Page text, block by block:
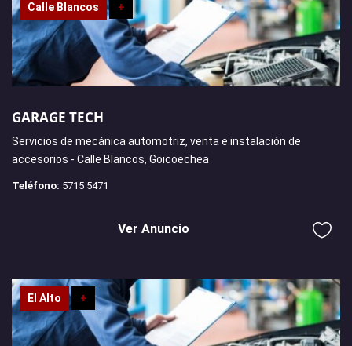
Calle Blancos +
GARAGE TECH
Servicios de mecánica automotriz, venta e instalación de
accesorios - Calle Blancos, Goicoechea
Teléfono: 5715 5471
Ver Anuncio
El Alto +